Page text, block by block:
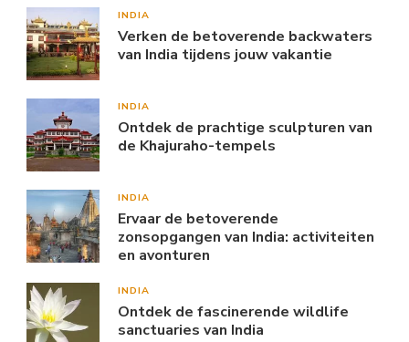
INDIA
Verken de betoverende backwaters
van India tijdens jouw vakantie
INDIA
Ontdek de prachtige sculpturen van
de Khajuraho-tempels
INDIA
Ervaar de betoverende
zonsopgangen van India: activiteiten
en avonturen
INDIA
Ontdek de fascinerende wildlife
sanctuaries van India